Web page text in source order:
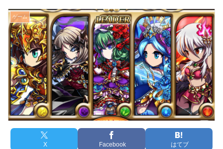
ゲーム
X Facebook はてブ